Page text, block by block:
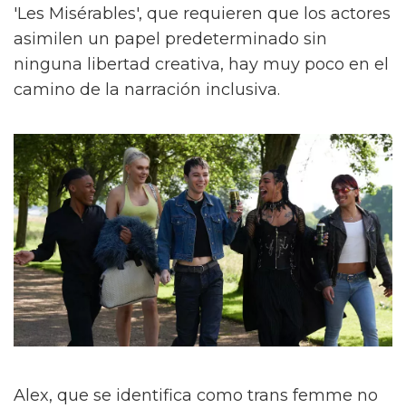
'Les Misérables', que requieren que los actores
asimilen un papel predeterminado sin
ninguna libertad creativa, hay muy poco en el
camino de la narración inclusiva.
Alex, que se identifica como trans femme no